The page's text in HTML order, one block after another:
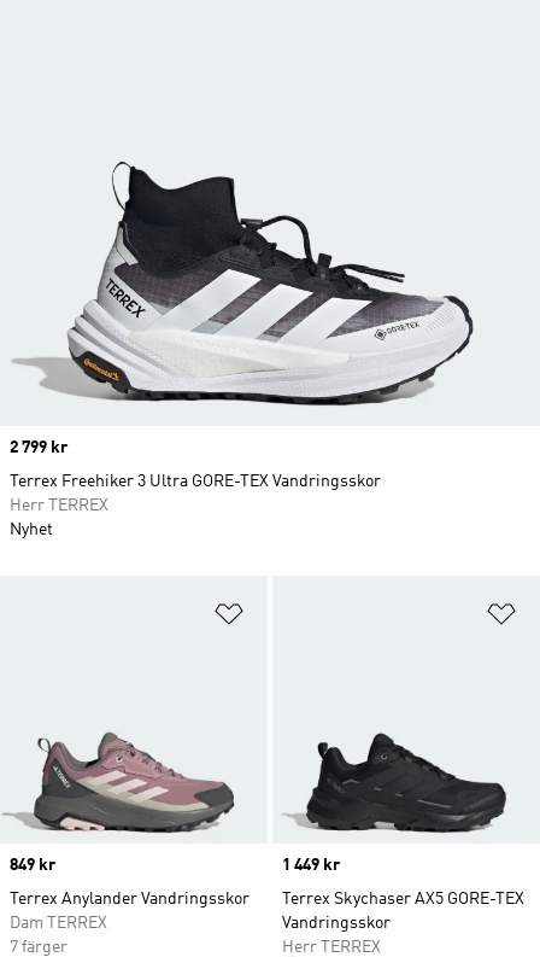
Price
849 kr
Terrex Anylander Vandringsskor
Dam TERREX
7 färger
Price
1 449 kr
Terrex Skychaser AX5 GORE-TEX
Vandringsskor
Herr TERREX
Price
2 799 kr
Terrex Freehiker 3 Ultra GORE-TEX Vandringsskor
Herr TERREX
Nyhet